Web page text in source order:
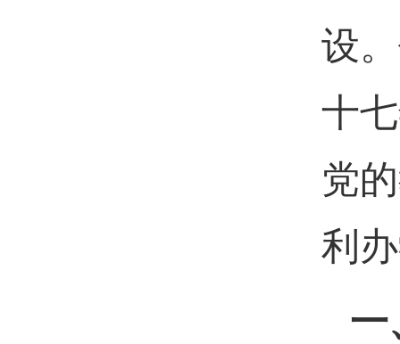
设
十
党
利
一